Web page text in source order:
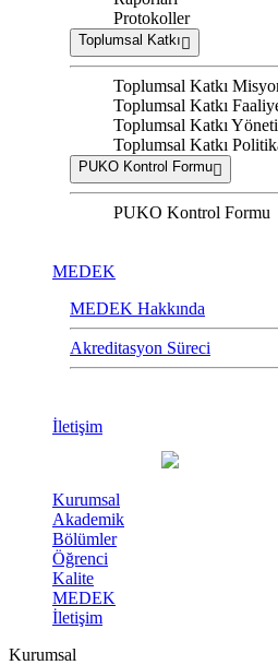
Protokoller
Toplumsal Katkı
Toplumsal Katkı
Toplumsal Katkı
Toplumsal Katkı
Toplumsal Katkı
PUKO Kontrol Formu
PUKO Kontrol Formu
MEDEK
MEDEK Hakkında
Akreditasyon Süreci
İletişim
Kurumsal
Akademik
Bölümler
Öğrenci
Kalite
MEDEK
İletişim
Kurumsal